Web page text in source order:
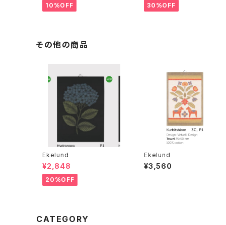
10%OFF 30%OFF
その他の商品
Ekelund
¥2,848
20%OFF
Ekelund
¥3,560
CATEGORY